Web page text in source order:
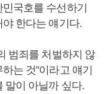
국호를 수선하기
한다는 얘기다.
범죄를 처벌하지 않
는 것”이라고 얘기
말이 아닐까 싶다.